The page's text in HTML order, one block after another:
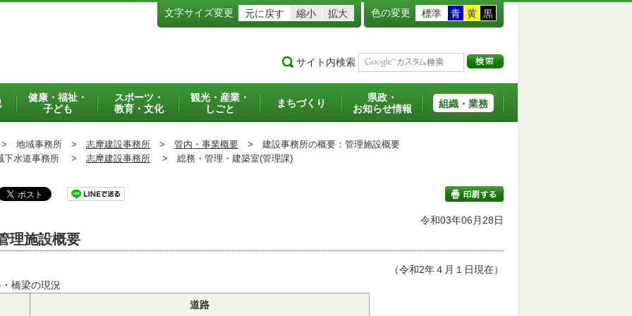
文字サイズ変更 元に戻す 縮小 拡大 色の変更 標準 青 黄 黒
サイト内検索
健康・福祉・
子ども
スポーツ・
教育・文化
観光・産業・
しごと
まちづくり
県政・
お知らせ情報
組織・業務
地域事務所 > 志摩建設事務所 > 管内・事業概要 > 建設事務所の概要：管理施設概要
下水道事務所 >
志摩建設事務所 > 総務・管理・建築室(管理課)
印刷する
令和03年06月28日
理施設概要
（令和2年４月１日現在）
橋梁の現況
道路